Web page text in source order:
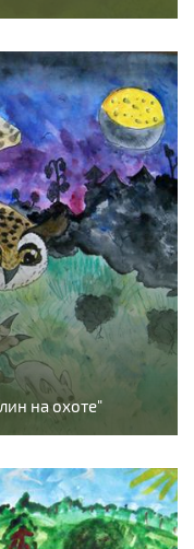
на охоте"